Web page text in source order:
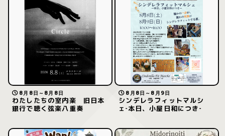
8月8日～8月8日
わたしたちの室内楽 旧日本
銀行で聴く弦楽八重奏
8月8日～8月9日
シンデレラフィットマルシ
ェ‐本日、小屋日和につき‐